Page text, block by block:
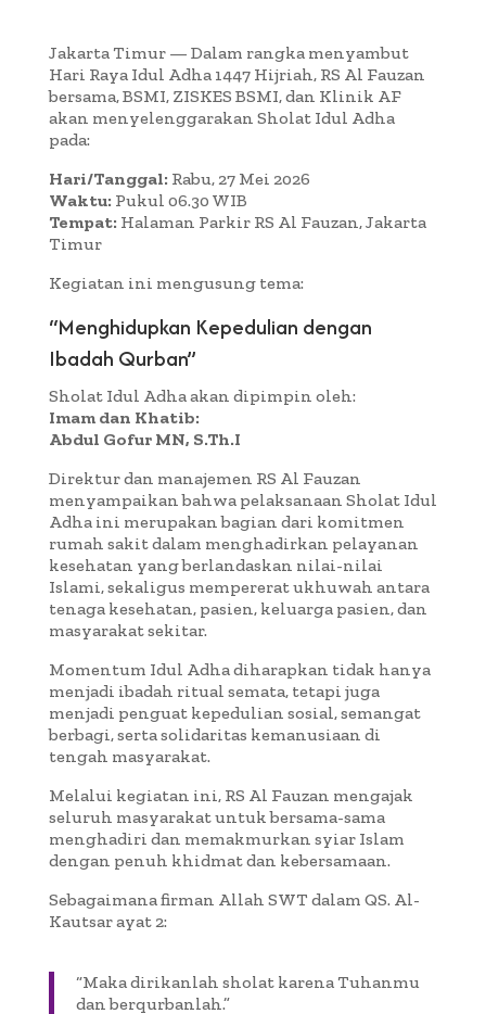
Jakarta Timur — Dalam rangka menyambut
Hari Raya Idul Adha 1447 Hijriah, RS Al Fauzan
bersama, BSMI, ZISKES BSMI, dan Klinik AF
akan menyelenggarakan Sholat Idul Adha
pada:
Hari/Tanggal: Rabu, 27 Mei 2026
Waktu: Pukul 06.30 WIB
Tempat: Halaman Parkir RS Al Fauzan, Jakarta
Timur
Kegiatan ini mengusung tema:
“Menghidupkan Kepedulian dengan
Ibadah Qurban”
Sholat Idul Adha akan dipimpin oleh:
Imam dan Khatib:
Abdul Gofur MN, S.Th.I
Direktur dan manajemen RS Al Fauzan
menyampaikan bahwa pelaksanaan Sholat Idul
Adha ini merupakan bagian dari komitmen
rumah sakit dalam menghadirkan pelayanan
kesehatan yang berlandaskan nilai-nilai
Islami, sekaligus mempererat ukhuwah antara
tenaga kesehatan, pasien, keluarga pasien, dan
masyarakat sekitar.
Momentum Idul Adha diharapkan tidak hanya
menjadi ibadah ritual semata, tetapi juga
menjadi penguat kepedulian sosial, semangat
berbagi, serta solidaritas kemanusiaan di
tengah masyarakat.
Melalui kegiatan ini, RS Al Fauzan mengajak
seluruh masyarakat untuk bersama-sama
menghadiri dan memakmurkan syiar Islam
dengan penuh khidmat dan kebersamaan.
Sebagaimana firman Allah SWT dalam QS. Al-
Kautsar ayat 2:
“Maka dirikanlah sholat karena Tuhanmu
dan berqurbanlah.”